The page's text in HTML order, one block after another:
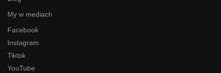
My w mediach
Facebook
Instagram
Tiktok
YouTube